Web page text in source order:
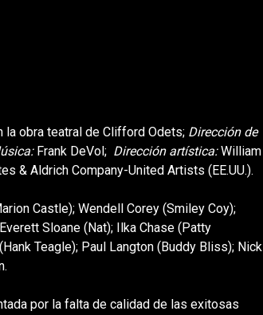
la obra teatral de Clifford Odets; Dirección de
Frank DeVol; Dirección artística:William
& Aldrich Company-United Artists (EE.UU.).
Castle); Wendell Corey (Smiley Coy);
Sloane (Nat); Ilka Chase (Patty
Teagle); Paul Langton (Buddy Bliss); Nick
por la falta de calidad de las exitosas